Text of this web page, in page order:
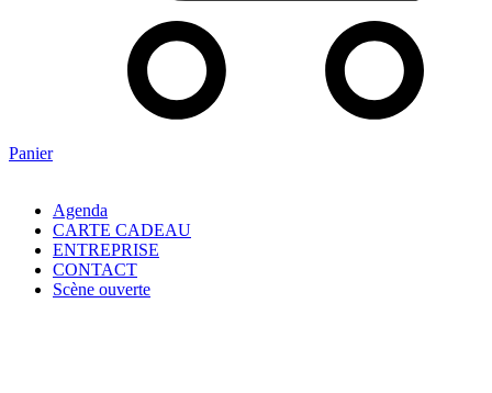
Panier
Agenda
CARTE CADEAU
ENTREPRISE
CONTACT
Scène ouverte